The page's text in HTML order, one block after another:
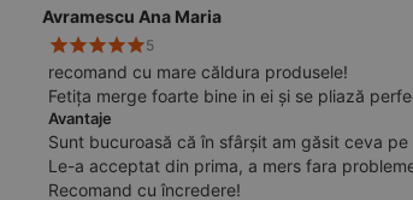
Avramescu Ana Maria
5
recomand cu mare căldura produsele!
Fetița merge foarte bine in ei și se pliază
Avantaje
Sunt bucuroasă că în sfârșit am găsit ceva
Le-a acceptat din prima, a mers fara
Recomand cu încredere!